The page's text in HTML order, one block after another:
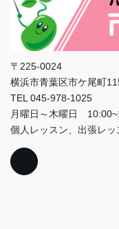
〒225-0024
横浜市青葉区市ケ尾町
TEL 045-978-1025
月曜日～木曜日
個人レッスン、出張レ